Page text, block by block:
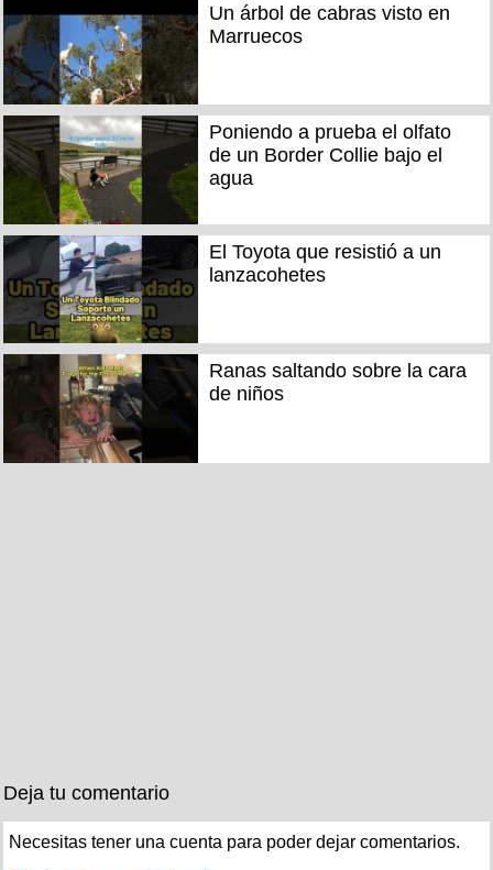
Un árbol de cabras visto en
Marruecos
Poniendo a prueba el olfato
de un Border Collie bajo el
agua
El Toyota que resistió a un
lanzacohetes
Ranas saltando sobre la cara
de niños
Deja tu comentario
Necesitas tener una cuenta para poder dejar comentarios.